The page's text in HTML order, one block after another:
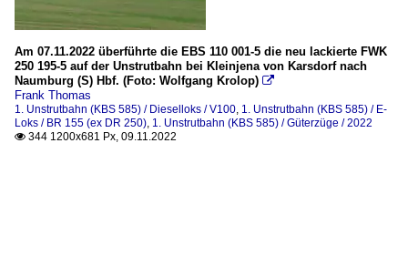
Am 07.11.2022 überführte die EBS 110 001-5 die neu lackierte FWK
250 195-5 auf der Unstrutbahn bei Kleinjena von Karsdorf nach
Naumburg (S) Hbf. (Foto: Wolfgang Krolop) 
Frank Thomas
1. Unstrutbahn (KBS 585) / Dieselloks / V100, 1. Unstrutbahn (KBS 585) / E-
Loks / BR 155 (ex DR 250), 1. Unstrutbahn (KBS 585) / Güterzüge / 2022
 344 1200x681 Px, 09.11.2022